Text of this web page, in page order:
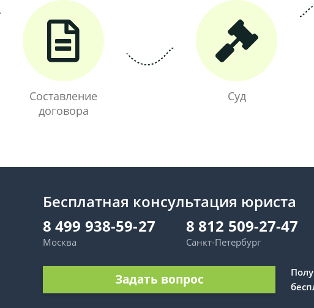
Составление
договора
Суд
Бесплатная консультация юриста
8 499 938-59-27
Москва
8 812 509-27-47
Санкт-Петербург
Задать вопрос